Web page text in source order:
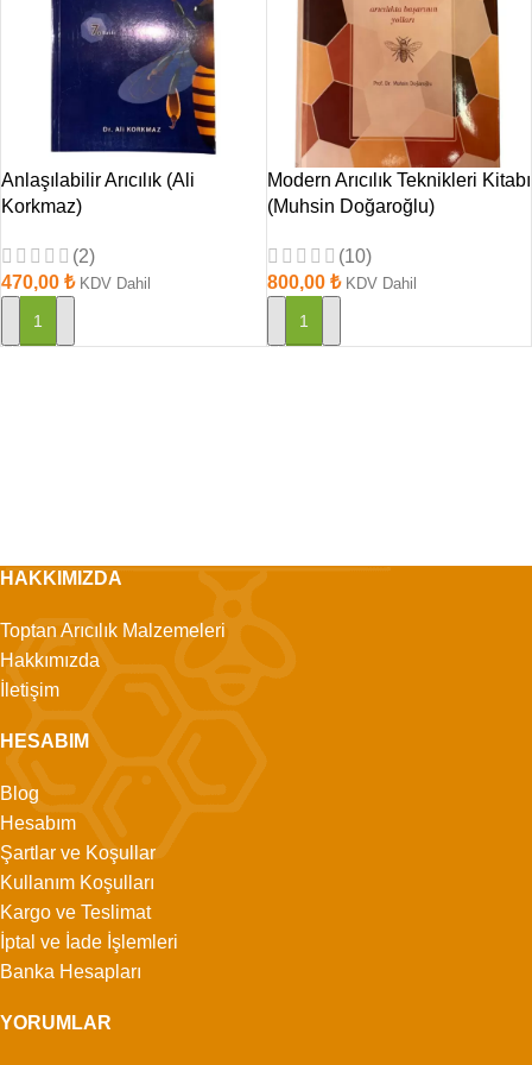
Anlaşılabilir Arıcılık (Ali
Korkmaz)
(2)
470,00 ₺ KDV Dahil
SEPETE EKLE
Modern Arıcılık Teknikleri Kitabı
(Muhsin Doğaroğlu)
(10)
800,00 ₺ KDV Dahil
SEPETE EKLE
HAKKIMIZDA
Toptan Arıcılık Malzemeleri
Hakkımızda
İletişim
HESABIM
Blog
Hesabım
Şartlar ve Koşullar
Kullanım Koşulları
Kargo ve Teslimat
İptal ve İade İşlemleri
Banka Hesapları
YORUMLAR